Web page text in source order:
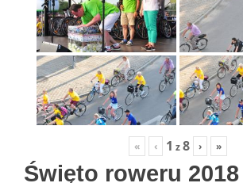
« ‹ 1 z8 › »
Święto roweru 2018